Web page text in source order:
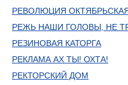
РЕВОЛЮЦИЯ
РЕЖЬ НАШИ ГОЛОВЫ, НЕ
РЕЗИНОВАЯ КАТОРГА
РЕКЛАМА АХ ТЫ! ОХТА!
РЕКТОРСКИЙ ДОМ